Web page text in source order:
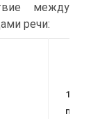
между
речи:
1)